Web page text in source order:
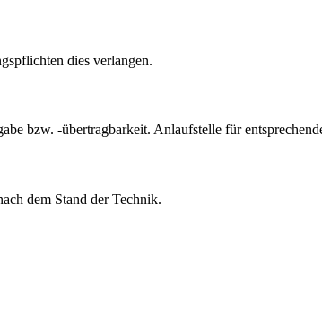
dies verlangen.
bzw. -übertragbarkeit. Anlaufstelle für
dem Stand der Technik.